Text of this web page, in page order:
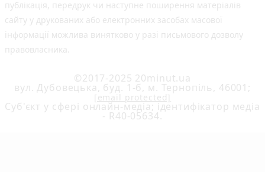
публiкацiя, передрук чи наступне поширення матеріалів
сайту у друкованих або електронних засобах масової
інформації можлива винятково у разі письмового дозволу
правовласника.
©2017-2025 20minut.ua
вул. Дубовецька, буд. 1-б, м. Тернопіль, 46001;
[email protected]
Cуб'єкт у сфері онлайн-медіа; ідентифікатор медіа
- R40-05634.